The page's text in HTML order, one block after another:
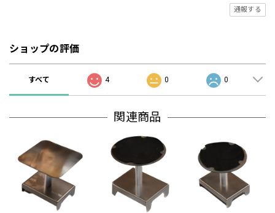
通報する
ショップの評価
すべて 4 0 0
関連商品